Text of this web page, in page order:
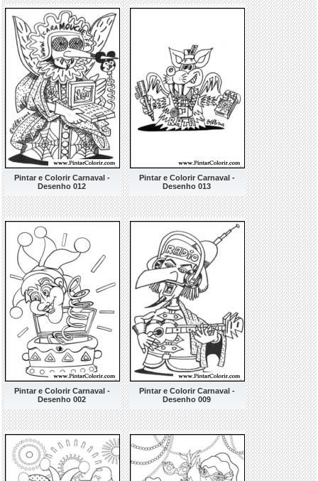
Pintar e Colorir Carnaval -
Desenho 012
Pintar e Colorir Carnaval -
Desenho 013
Pintar e Colorir Carnaval -
Desenho 002
Pintar e Colorir Carnaval -
Desenho 009